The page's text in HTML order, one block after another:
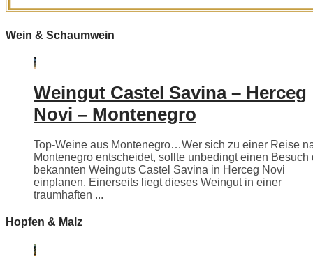
Wein & Schaumwein
Weingut Castel Savina – Herceg
Novi – Montenegro
Top-Weine aus Montenegro…Wer sich zu einer Reise
Montenegro entscheidet, sollte unbedingt einen Besuch
bekannten Weinguts Castel Savina in Herceg Novi
einplanen. Einerseits liegt dieses Weingut in einer
traumhaften ...
Hopfen & Malz